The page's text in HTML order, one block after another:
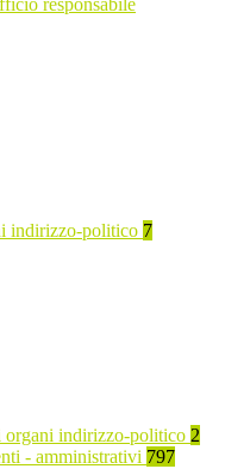
responsabile
indirizzo-politico 7
organi indirizzo-politico 2
- amministrativi 797